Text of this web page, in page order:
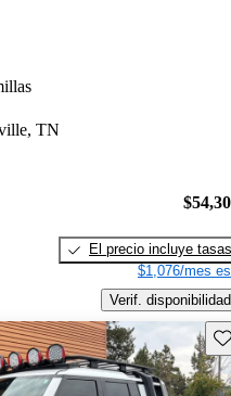
TN
El precio incluye tasas
$1,076/mes
Verif. disponibilidad